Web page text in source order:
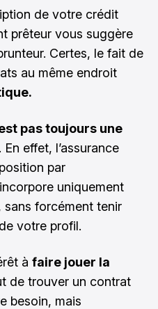
de votre crédit
prêteur vous suggère
Certes, le fait de
au même endroit
pas toujours une
. En effet, l’assurance
par
uniquement
sans forcément tenir
votre profil.
à faire jouer la
de trouver un contrat
besoin, mais